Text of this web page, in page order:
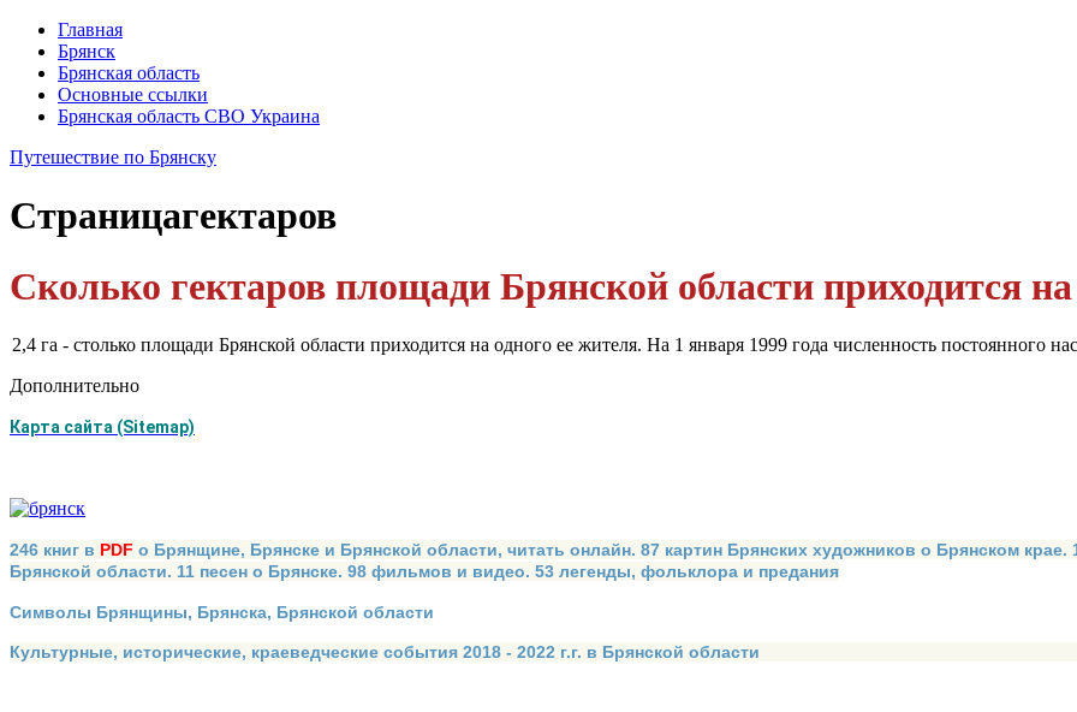
Главная
Брянск
Брянская область
Основные ссылки
Брянская область СВО Украина
Путешествие по Брянску
Страницагектаров
Сколько гектаров площади Брянской области приходится
2,4 га - столько площади Брянской области приходится на одного ее жителя. На 1 января 1999 года численность постоянного
Дополнительно
Карта сайта (Sitemap)
246 книг в PDF о Брянщине, Брянске и Брянской области, читать онлайн. 87 картин Брянских художников о Брянском
Брянской области. 11 песен о Брянске. 98 фильмов и видео. 53 легенды, фольклора и предания
Символы Брянщины, Брянска, Брянской области
Культурные, исторические, краеведческие события 2018 - 2022 г.г. в Брянской области